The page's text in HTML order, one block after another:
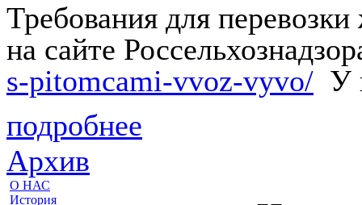
Требования для
на сайте
s-pitomcami-vvoz-vyvo/ У
подробнее
Архив
О НАС
История